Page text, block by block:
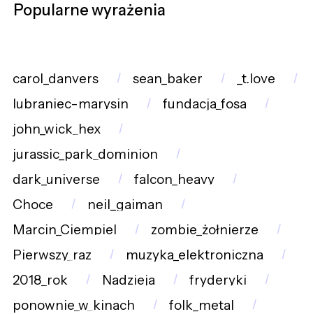
Popularne wyrażenia
carol_danvers sean_baker
_t.love
lubraniec-marysin
fundacja_fosa
john_wick_hex
jurassic_park_dominion
dark_universe
falcon_heavy
Choce
neil_gaiman
Marcin_Ciempiel
zombie_żołnierze
Pierwszy_raz
muzyka_elektroniczna
2018_rok
Nadzieja
fryderyki
ponownie_w_kinach
folk_metal